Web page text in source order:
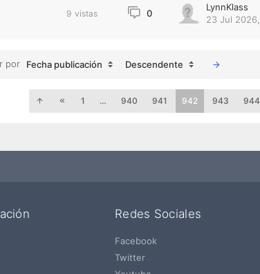
9 vistas 0
LynnKlass
23 Jul
por Fecha publicación Descendente
1 … 940 941 942 943 944
Redes Sociales
Facebook
Twitter